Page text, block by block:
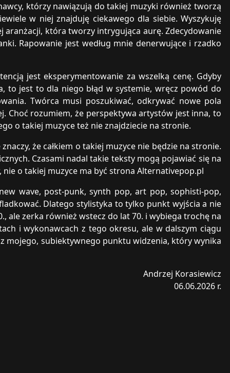
którzy nawiązują do takiej muzyki również tworzą
w niej znajduję ciekawego dla siebie. Wyszykuję
która tworzy intrygująca aurę. Zdecydowanie
Rapowanie jest według mnie denerwujące i rzadko
jest eksperymentowanie za wszelką cenę. Gdyby
to jest to dla niego błąd w systemie, wręcz powód do
Twórca musi poszukiwać, odkrywać nowe pola
Choć rozumiem, że perspektywa artystów jest inna, to
o takiej muzyce też nie znajdziecie na stronie.
że całkiem o takiej muzyce nie będzie na stronie.
Czasami nadal takie teksty mogą pojawiać się na
o takiej muzyce ma być strona Alternativepop.pl
wave, post-punk, synth pop, art pop, sophisti-pop,
Dlatego stylistyka to tylko punkt wyjścia a nie
ale zerka również wstecz do lat 70. i wybiega trochę na
i wykonawcach z tego okresu, ale w dalszym ciągu
mojego, subiektywnego punktu widzenia, który wynika
Andrzej Korasiewicz
06.06.2026 r.